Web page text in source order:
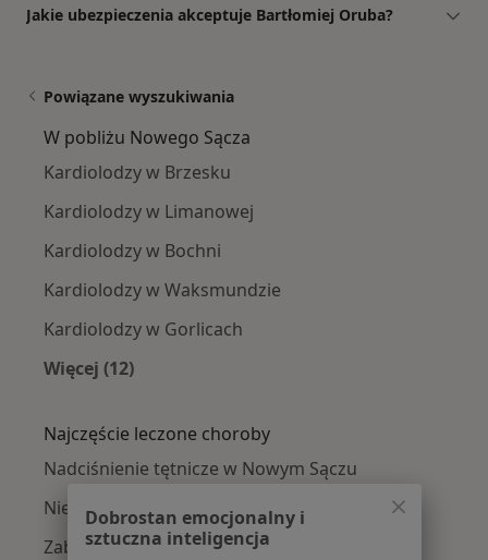
Jakie ubezpieczenia akceptuje Bartłomiej Oruba?
Powiązane wyszukiwania
W pobliżu Nowego Sącza
Kardiolodzy w Brzesku
Kardiolodzy w Limanowej
Kardiolodzy w Bochni
Kardiolodzy w Waksmundzie
Kardiolodzy w Gorlicach
Więcej (12)
Najczęście leczone choroby
Nadciśnienie tętnicze w Nowym Sączu
Niewydolność serca w Nowym Sączu
Zaburzenia rytmu serca w Nowym Sączu
Dobrostan emocjonalny i
sztuczna inteligencja